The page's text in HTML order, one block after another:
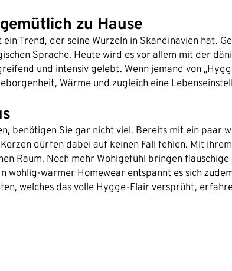
zu Hause
Trend, der seine Wurzeln in Skandinavien hat.
Sprache. Heute wird es vor allem mit der
und intensiv gelebt. Wenn jemand von
Wärme und zugleich eine
benötigen Sie gar nicht viel. Bereits mit ein paar
dürfen dabei auf keinen Fall fehlen. Mit
Raum. Noch mehr Wohlgefühl bringen flauschige
wohlig-warmer Homewear entspannt es sich
welches das volle Hygge-Flair versprüht,